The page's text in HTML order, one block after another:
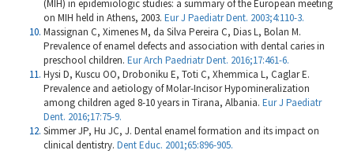
(MIH) in epidemiologic studies: a summary of the European meeting
on MIH held in Athens, 2003. Eur J Paediatr Dent. 2003;4:110-3.
Massignan C, Ximenes M, da Silva Pereira C, Dias L, Bolan M.
Prevalence of enamel defects and association with dental caries in
preschool children. Eur Arch Paedriatr Dent. 2016;17:461-6.
Hysi D, Kuscu OO, Droboniku E, Toti C, Xhemmica L, Caglar E.
Prevalence and aetiology of Molar-Incisor Hypomineralization
among children aged 8-10 years in Tirana, Albania. Eur J Paediatr
Dent. 2016;17:75-9.
Simmer JP, Hu JC, J. Dental enamel formation and its impact on
clinical dentistry. Dent Educ. 2001;65:896-905.